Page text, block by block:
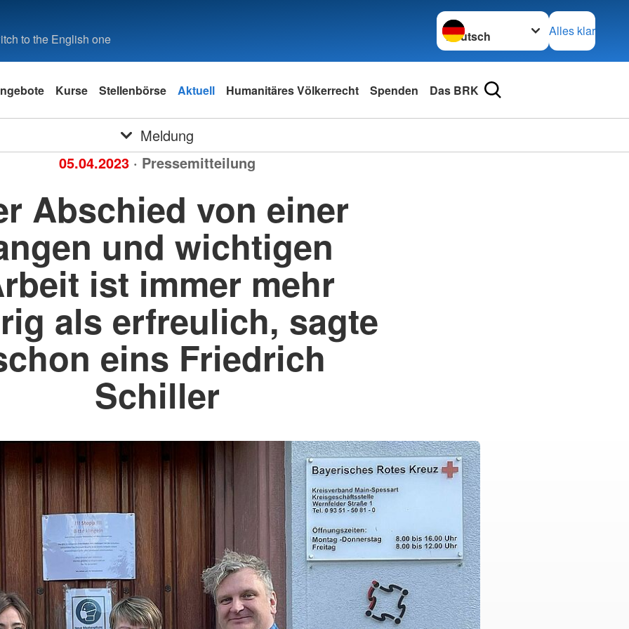
to the English one
Sprache wechseln zu
Alles klar
Kurse Stellenbörse Aktuell Humanitäres Völkerrecht Spenden Das BRK
Meldung
05.04.2023 · Pressemitteilung
Abschied von einer
und wichtigen
ist immer mehr
als erfreulich, sagte
eins Friedrich
Schiller